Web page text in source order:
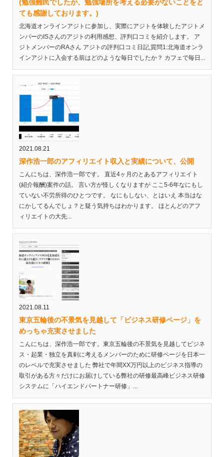
(勉強難民でしたが、勉強場所を考える必要がないことをと
ても感謝しております。)
北海道オンラインアジトに参加し、実際にアジトを体験したアジトメ
ンバーのISさんのアジトの利用感想、評判口コミを紹介します。 ア
ジトメンバーのRAさん アジトの評判口コミ日記,質問1:北海道オンラ
インアジトに入会する前はどのような毎日でしたか？ カフェで毎日...
2021.08.21
深作浩一郎のアフィリエイト収入と実績について、公開
こんにちは、深作浩一郎です。 直近4ヶ月のとあるアフィリエイト
(紹介報酬)案件の話。 言い方が怪しくなりますが ここ5-6年なにもし
ていない不労所得のひとつです。 なにもしない、とはいえ 本当はな
にかしてるんでしょ？と疑う気持ちはわかります。 ほとんどのアフ
ィリエイトの大先...
2021.08.11
東京五輪後の不景気を見越して「ビジネス研修ページ」を
めっちゃ充実させました
こんにちは、深作浩一郎です。東京五輪後の不景気を見越してビジネ
ス・起業・独立を真剣に考えるメンバーのために研修ページを日本一
のレベルで充実させました 弊社で年間XX万円以上のビジネス指導の
取引がある方々だけにお届けしている弊社の研修最高峰ビジネス研修
システムに「ハイエンドパートナー研修」...